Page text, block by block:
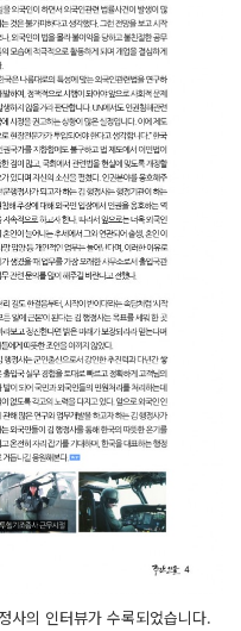
사의 인터뷰가 수록되었습니다.